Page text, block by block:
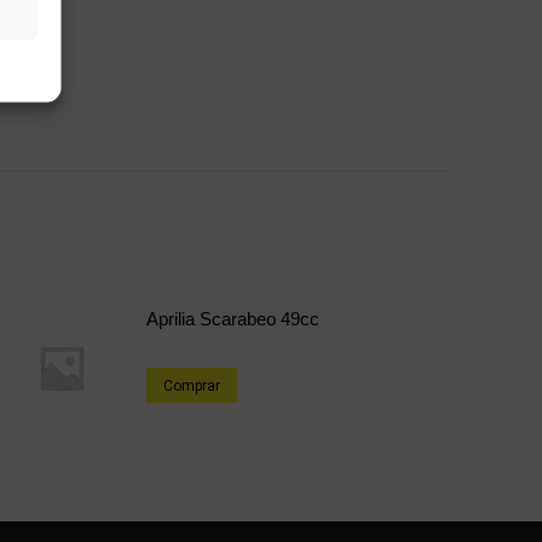
Aprilia Scarabeo 49cc
Comprar